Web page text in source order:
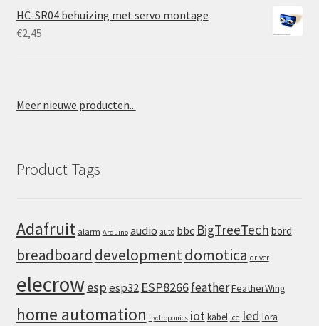
HC-SR04 behuizing met servo montage
€2,45
Meer nieuwe producten...
Product Tags
Adafruit alarm Arduino audio auto bbc BigTreeTech bord
breadboard developmentdomotica driver
elecrowespesp32 ESP8266featherFeatherWing
home automation hydroponics iot kabel lcd led lora